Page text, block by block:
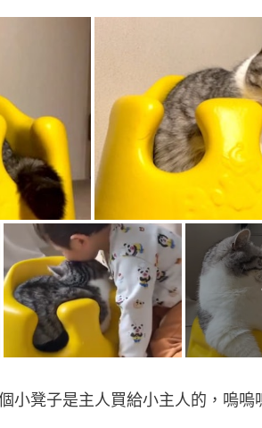
小凳子是主人買給小主人的，嗚嗚